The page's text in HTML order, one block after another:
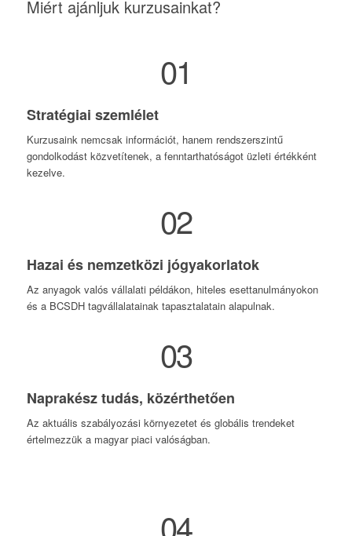
Miért ajánljuk kurzusainkat?
01
Stratégiai szemlélet
Kurzusaink nemcsak információt, hanem rendszerszintű
gondolkodást közvetítenek, a fenntarthatóságot üzleti értékként
kezelve.
02
Hazai és nemzetközi jógyakorlatok
Az anyagok valós vállalati példákon, hiteles esettanulmányokon
és a BCSDH tagvállalatainak tapasztalatain alapulnak.
03
Naprakész tudás, közérthetően
Az aktuális szabályozási környezetet és globális trendeket
értelmezzük a magyar piaci valóságban.
04